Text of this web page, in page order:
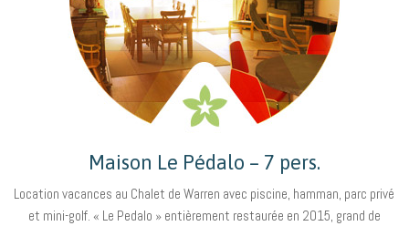
Maison Le Pédalo – 7 pers.
Location vacances au Chalet de Warren avec piscine, hamman, parc privé
et mini-golf. « Le Pedalo » entièrement restaurée en 2015, grand de